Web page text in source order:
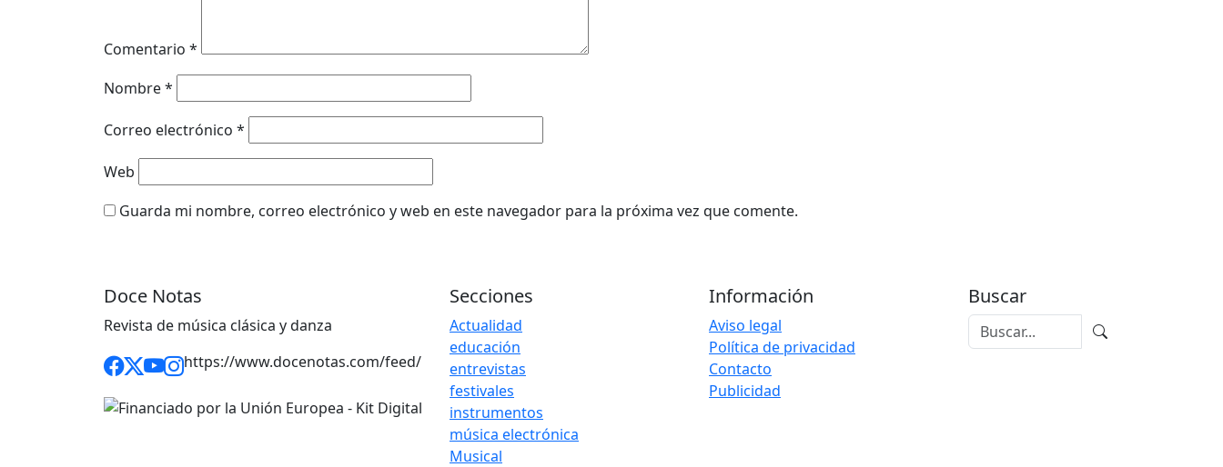
Comentario *
Nombre*
Correo electrónico *
Web
Guarda mi nombre, correo electrónico y web en este navegador para la próxima vez que comente.
Doce Notas
Revista de música clásica y danza
https://www.docenotas.com/feed/
Secciones
Actualidad
educación
entrevistas
festivales
instrumentos
música electrónica
Musical
Información
Aviso legal
Política de privacidad
Contacto
Publicidad
Buscar